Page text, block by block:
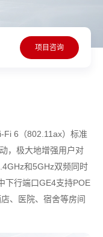
项目咨询
Fi 6（802.11ax）标准
，极大地增强用户对
和5GHz双频同时
下行端口GE4支持POE
、医院、宿舍等房间